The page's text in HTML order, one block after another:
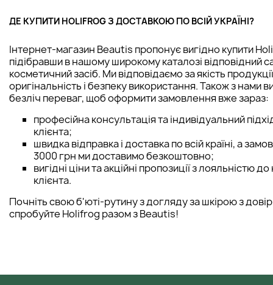
ДЕ КУПИТИ HOLIFROG З ДОСТАВКОЮ ПО ВСІЙ УКРАЇНІ?
Інтернет-магазин Beautis пропонує вигідно купити
підібравши в нашому широкому каталозі відповідний
косметичний засіб. Ми відповідаємо за якість продукції,
оригінальність і безпеку використання. Також з нами
безліч переваг, щоб оформити замовлення вже зараз:
професійна консультація та індивідуальний
клієнта;
швидка відправка і доставка по всій країні, а
3000 грн ми доставимо безкоштовно;
вигідні ціни та акційні пропозиції з лояльністю
клієнта.
Почніть свою б'юті-рутину з догляду за шкірою з
спробуйте Holifrog разом з Beautis!